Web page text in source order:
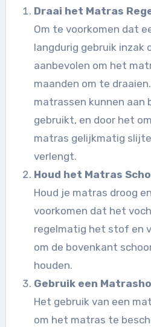
Draai het Matras
Om te voorkomen dat
langdurig gebruik inzak
aanbevolen om het
maanden om te
matrassen kunnen aan
gebruikt, en door het
matras gelijkmatig
verlengt.
Houd het Matras
Houd je matras droog
voorkomen dat het
regelmatig het stof en
om de bovenkant
houden.
Gebruik een
Het gebruik van een
om het matras te